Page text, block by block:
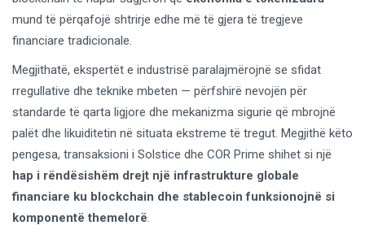
mund të përqafojë shtrirje edhe më të gjera të tregjeve
financiare tradicionale.
Megjithatë, ekspertët e industrisë paralajmërojnë se sfidat
rregullative dhe teknike mbeten — përfshirë nevojën për
standarde të qarta ligjore dhe mekanizma sigurie që mbrojnë
palët dhe likuiditetin në situata ekstreme të tregut. Megjithë këto
pengesa, transaksioni i Solstice dhe COR Prime shihet si një
hap i rëndësishëm drejt një infrastrukture globale
financiare ku blockchain dhe stablecoin funksionojnë si
komponentë themelorë.